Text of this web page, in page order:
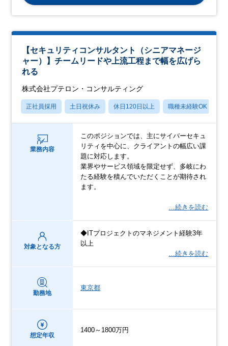
【セキュリティコンサルタント（シニアマネージ
ャー）】チームリードや上流工程まで幅を広げら
れる
株式会社プテロン・コンサルティング
正社員採用 土日祝休み 休日120日以上 職種未経験OK
業務内容
このポジションでは、主にサイバーセキュ
リティを中心に、クライアントの幅広い課
題に対応します。
業界やサービス領域を限定せず、多岐にわ
たる経験を積んでいただくことが期待され
ます。
…続きを読む
対象となる方
◆ITプロジェクトのマネジメント経験3年
以上
…続きを読む
勤務地
東京都
想定年収
1400～1800万円